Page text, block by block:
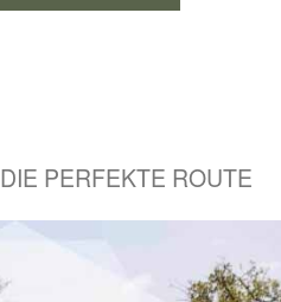
DIE PERFEKTE ROUTE